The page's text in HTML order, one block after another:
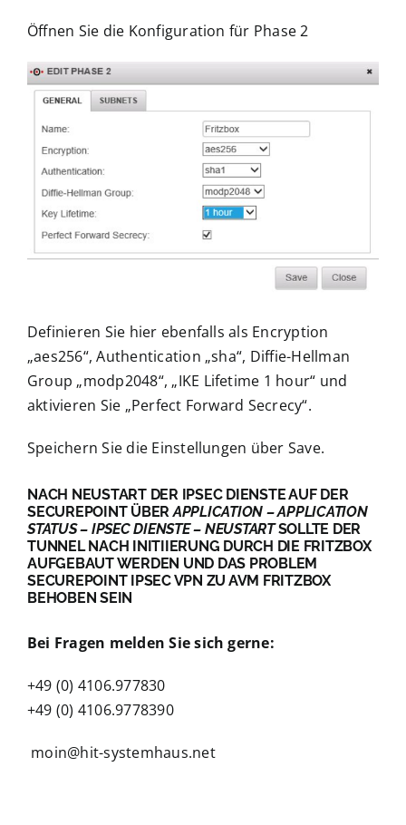
Öffnen Sie die Konfiguration für Phase 2
Definieren Sie hier ebenfalls als Encryption
„aes256“, Authentication „sha“, Diffie-Hellman
Group „modp2048“, „IKE Lifetime 1 hour“ und
aktivieren Sie „Perfect Forward Secrecy“.
Speichern Sie die Einstellungen über Save.
NACH NEUSTART DER IPSEC DIENSTE AUF DER
SECUREPOINT ÜBERAPPLICATION – APPLICATION
STATUS – IPSEC DIENSTE – NEUSTARTSOLLTE DER
TUNNEL NACH INITIIERUNG DURCH DIE FRITZBOX
AUFGEBAUT WERDEN UND DAS PROBLEM
SECUREPOINT IPSEC VPN ZU AVM FRITZBOX
BEHOBEN SEIN
Bei Fragen melden Sie sich gerne:
+49 (0) 4106.977830
+49 (0) 4106.9778390
moin@hit-systemhaus.net